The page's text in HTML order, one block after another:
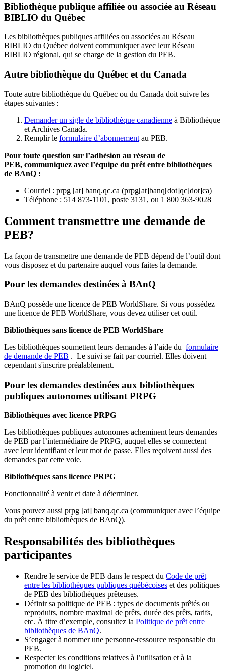
Bibliothèque publique affiliée ou associée au Réseau
BIBLIO du Québec
Les bibliothèques publiques affiliées ou associées au Réseau
BIBLIO du Québec doivent communiquer avec leur Réseau
BIBLIO régional, qui se charge de la gestion du PEB.
Autre bibliothèque du Québec et du Canada
Toute autre bibliothèque du Québec ou du Canada doit suivre les
étapes suivantes :
Demander un sigle de bibliothèque canadienne à Bibliothèque
et Archives Canada.
Remplir le formulaire d’abonnement au PEB.
Pour toute question sur l’adhésion au réseau de
PEB, communiquez avec l’équipe du prêt entre bibliothèques
de BAnQ :
Courriel : prpg [at] banq.qc.ca (prpg[at]banq[dot]qc[dot]ca)
Téléphone : 514 873-1101, poste 3131, ou 1 800 363-9028
Comment transmettre une demande de
PEB?
La façon de transmettre une demande de PEB dépend de l’outil dont
vous disposez et du partenaire auquel vous faites la demande.
Pour les demandes destinées à BAnQ
BAnQ possède une licence de PEB WorldShare. Si vous possédez
une licence de PEB WorldShare, vous devez utiliser cet outil.
Bibliothèques sans licence de PEB WorldShare
Les bibliothèques soumettent leurs demandes à l’aide du formulaire
de demande de PEB . Le suivi se fait par courriel. Elles doivent
cependant s'inscrire préalablement.
Pour les demandes destinées aux bibliothèques
publiques autonomes utilisant PRPG
Bibliothèques avec licence PRPG
Les bibliothèques publiques autonomes acheminent leurs demandes
de PEB par l’intermédiaire de PRPG, auquel elles se connectent
avec leur identifiant et leur mot de passe. Elles reçoivent aussi des
demandes par cette voie.
Bibliothèques sans licence PRPG
Fonctionnalité à venir et date à déterminer.
Vous pouvez aussi prpg [at] banq.qc.ca (communiquer avec l’équipe
du prêt entre bibliothèques de BAnQ).
Responsabilités des bibliothèques
participantes
Rendre le service de PEB dans le respect du Code de prêt
entre les bibliothèques publiques québécoises et des politiques
de PEB des bibliothèques prêteuses.
Définir sa politique de PEB : types de documents prêtés ou
reproduits, nombre maximal de prêts, durée des prêts, tarifs,
etc. À titre d’exemple, consultez la Politique de prêt entre
bibliothèques de BAnQ.
S’engager à nommer une personne-ressource responsable du
PEB.
Respecter les conditions relatives à l’utilisation et à la
promotion du logiciel.